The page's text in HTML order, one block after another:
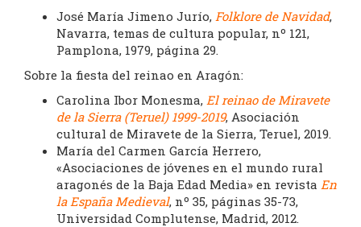
José María Jimeno Jurío, Folklore de Navidad,
Navarra, temas de cultura popular, nº 121,
Pamplona, 1979, página 29.
Sobre la fiesta del reinao en Aragón:
Carolina Ibor Monesma, El reinao de Miravete
de la Sierra (Teruel) 1999-2019, Asociación
cultural de Miravete de la Sierra, Teruel, 2019.
María del Carmen García Herrero,
«Asociaciones de jóvenes en el mundo rural
aragonés de la Baja Edad Media» en revista En
la España Medieval, nº 35, páginas 35-73,
Universidad Complutense, Madrid, 2012.